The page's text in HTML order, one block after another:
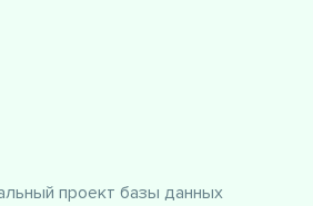
проект базы данных